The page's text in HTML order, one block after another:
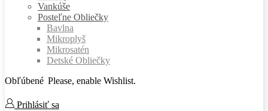
Vankúše
Posteľne Obliečky
Bavlna
Mikroplyš
Mikrosatén
Detské Obliečky
Obľúbené Please, enable Wishlist.
Prihlásiť sa